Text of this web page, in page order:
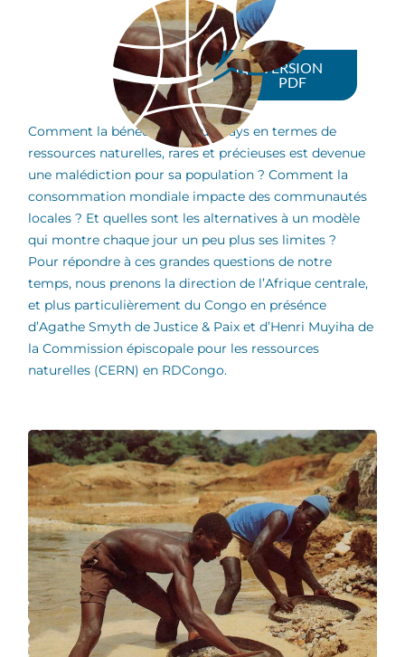
VERSION
PDF
Comment la bénédiction d’un pays en termes de
ressources naturelles, rares et précieuses est devenue
une malédiction pour sa population ? Comment la
consommation mondiale impacte des communautés
locales ? Et quelles sont les alternatives à un modèle
qui montre chaque jour un peu plus ses limites ?
Pour répondre à ces grandes questions de notre
temps, nous prenons la direction de l’Afrique centrale,
et plus particulièrement du Congo en présénce
d’Agathe Smyth de Justice & Paix et d’Henri Muyiha de
la Commission épiscopale pour les ressources
naturelles (CERN) en RDCongo.